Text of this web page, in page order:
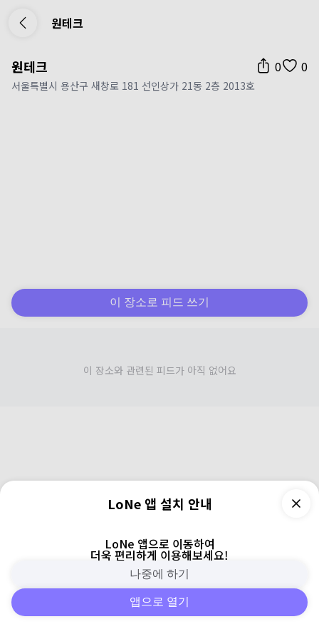
원테크
원테크 0 0
서울특별시 용산구 새창로 181 선인상가 21동 2층 2013호
이 장소로 피드 쓰기
이 장소와 관련된 피드가 아직 없어요
피드 주변 검색 로그인
LoNe 앱 설치 안내
LoNe 앱으로 이동하여
더욱 편리하게 이용해보세요!
나중에 하기
앱으로 열기